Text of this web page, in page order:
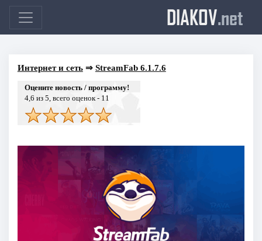
DIAKOV.net
Интернет и сеть⇒ StreamFab 6.1.7.6
Оцените новость / программу!
4,6 из 5, всего оценок - 11